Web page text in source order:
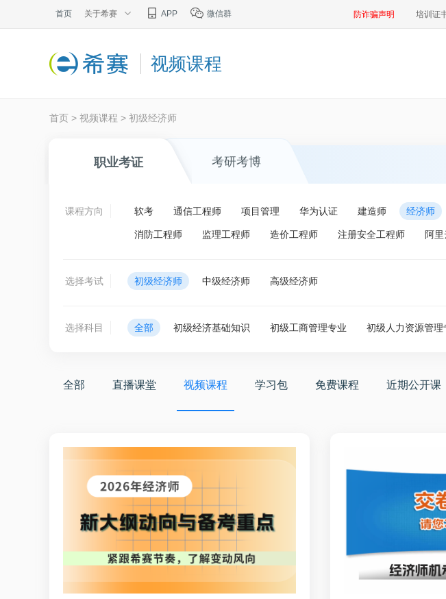
首页 关于希赛 APP 微信群 防诈骗声明 培训证
视频课程
首页 > 视频课程 > 初级经济师
职业考证 考研考博
课程方向 软考 通信工程师 项目管理 华为认证 建造师 经济师
消防工程师 监理工程师 造价工程师 注册安全工程师 阿
选择考试 初级经济师 中级经济师 高级经济师
选择科目 全部 初级经济基础知识 初级工商管理专业 初级人力资源管理
全部 直播课堂 视频课程 学习包 免费课程 近期公开课